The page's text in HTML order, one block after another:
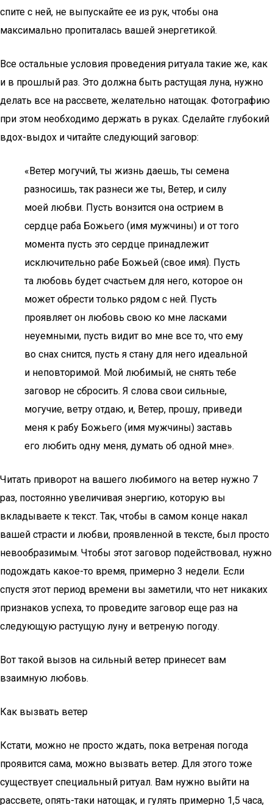
спите с ней, не выпускайте ее из рук, чтобы она
максимально пропиталась вашей энергетикой.
Все остальные условия проведения ритуала такие же, как
и в прошлый раз. Это должна быть растущая луна, нужно
делать все на рассвете, желательно натощак. Фотографию
при этом необходимо держать в руках. Сделайте глубокий
вдох-выдох и читайте следующий заговор:
«Ветер могучий, ты жизнь даешь, ты семена
разносишь, так разнеси же ты, Ветер, и силу
моей любви. Пусть вонзится она острием в
сердце раба Божьего (имя мужчины) и от того
момента пусть это сердце принадлежит
исключительно рабе Божьей (свое имя). Пусть
та любовь будет счастьем для него, которое он
может обрести только рядом с ней. Пусть
проявляет он любовь свою ко мне ласками
неуемными, пусть видит во мне все то, что ему
во снах снится, пусть я стану для него идеальной
и неповторимой. Мой любимый, не снять тебе
заговор не сбросить. Я слова свои сильные,
могучие, ветру отдаю, и, Ветер, прошу, приведи
меня к рабу Божьего (имя мужчины) заставь
его любить одну меня, думать об одной мне».
Читать приворот на вашего любимого на ветер нужно 7
раз, постоянно увеличивая энергию, которую вы
вкладываете к текст. Так, чтобы в самом конце накал
вашей страсти и любви, проявленной в тексте, был просто
невообразимым. Чтобы этот заговор подействовал, нужно
подождать какое-то время, примерно 3 недели. Если
спустя этот период времени вы заметили, что нет никаких
признаков успеха, то проведите заговор еще раз на
следующую растущую луну и ветреную погоду.
Вот такой вызов на сильный ветер принесет вам
взаимную любовь.
Как вызвать ветер
Кстати, можно не просто ждать, пока ветреная погода
проявится сама, можно вызвать ветер. Для этого тоже
существует специальный ритуал. Вам нужно выйти на
рассвете, опять-таки натощак, и гулять примерно 1,5 часа,